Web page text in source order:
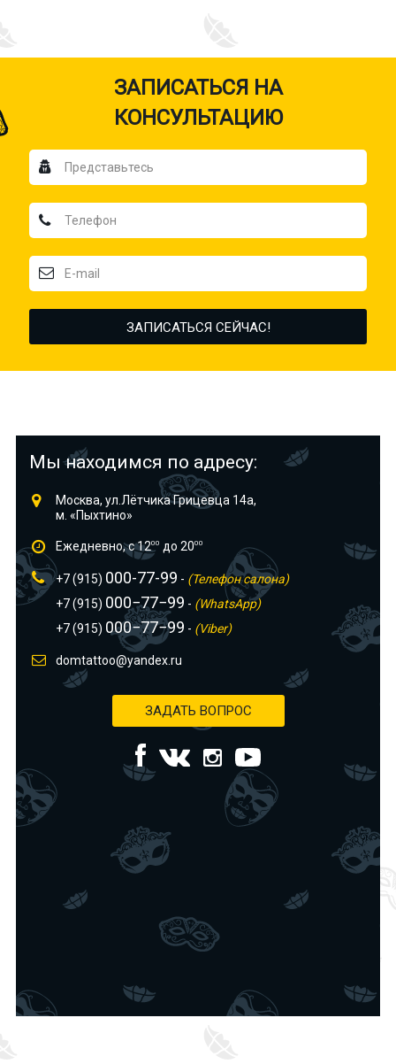
ЗАПИСАТЬСЯ НА
КОНСУЛЬТАЦИЮ
Мы находимся по адресу:
Москва, ул.Лётчика Грицевца 14а,
м. «Пыхтино»
Ежедневно, с 1200 до 2000
+7 (915) 000-77-99 - (Телефон салона)
+7 (915) 000−77−99 - (WhatsApp)
+7 (915) 000−77−99 - (Viber)
domtattoo@yandex.ru
ЗАДАТЬ ВОПРОС